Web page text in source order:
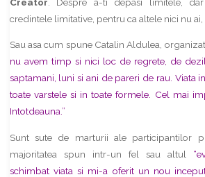
credintele limitative, pentru ca altele nici nu
Sau asa cum spune Catalin Aldulea,
nu avem timp si nici loc de regrete, de
saptamani, luni si ani de pareri de rau. Viata
toate varstele si in toate formele. Cel mai
Intotdeauna.”
Sunt sute de marturii ale participantilor
majoritatea spun intr-un fel sau altul
schimbat viata si mi-a oferit un nou